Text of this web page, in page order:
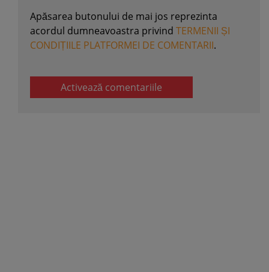
Apăsarea butonului de mai jos reprezinta
acordul dumneavoastra privind TERMENII ȘI
CONDIȚIILE PLATFORMEI DE COMENTARII.
Activează comentariile